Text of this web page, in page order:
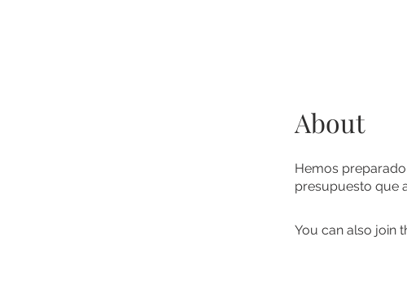
About
Hemos
presupuesto que
You can also join